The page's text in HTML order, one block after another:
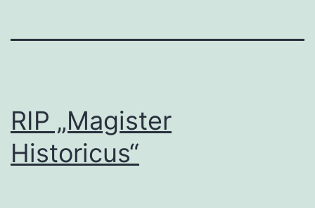
RIP „Magister
Historicus“